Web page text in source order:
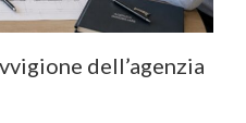
dell’agenzia